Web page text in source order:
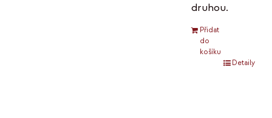
druhou.
Přidat
do
košíku
Detaily